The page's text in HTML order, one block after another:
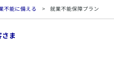
不能に備える > 就業不能保障プラン
ま